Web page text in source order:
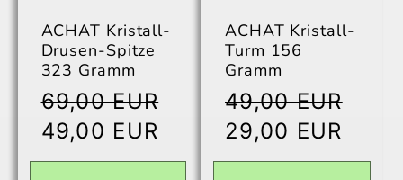
ACHAT Kristall-
Drusen-Spitze
323 Gramm
Normaler
Preis
69,00 EUR
Verkaufspreis
49,00 EUR
ACHAT Kristall-
Turm 156
Gramm
Normaler
Preis
49,00 EUR
Verkaufspreis
29,00 EUR